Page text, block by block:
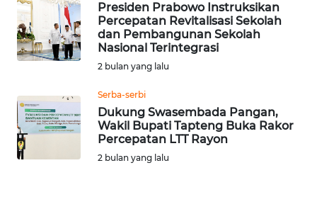
Presiden Prabowo Instruksikan
Percepatan Revitalisasi Sekolah
dan Pembangunan Sekolah
Nasional Terintegrasi
2 bulan yang lalu
Serba-serbi
Dukung Swasembada Pangan,
Wakil Bupati Tapteng Buka Rakor
Percepatan LTT Rayon
2 bulan yang lalu
WN
LAMPUNG
JATENG
NUSANTARA